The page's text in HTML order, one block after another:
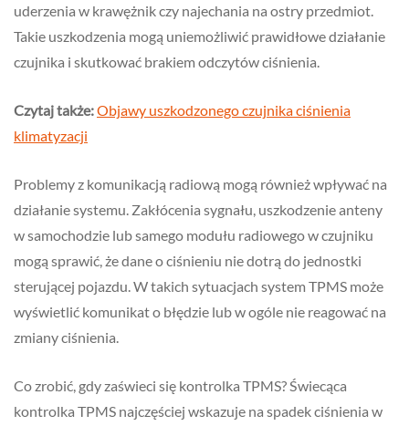
uderzenia w krawężnik czy najechania na ostry przedmiot.
Takie uszkodzenia mogą uniemożliwić prawidłowe działanie
czujnika i skutkować brakiem odczytów ciśnienia.
Czytaj także:Objawy uszkodzonego czujnika ciśnienia
klimatyzacji
Problemy z komunikacją radiową mogą również wpływać na
działanie systemu. Zakłócenia sygnału, uszkodzenie anteny
w samochodzie lub samego modułu radiowego w czujniku
mogą sprawić, że dane o ciśnieniu nie dotrą do jednostki
sterującej pojazdu. W takich sytuacjach system TPMS może
wyświetlić komunikat o błędzie lub w ogóle nie reagować na
zmiany ciśnienia.
Co zrobić, gdy zaświeci się kontrolka TPMS? Świecąca
kontrolka TPMS najczęściej wskazuje na spadek ciśnienia w